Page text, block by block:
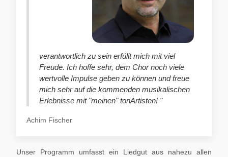
verantwortlich zu sein erfüllt mich mit viel
Freude. Ich hoffe sehr, dem Chor noch viele
wertvolle Impulse geben zu können und freue
mich sehr auf die kommenden musikalischen
Erlebnisse mit "meinen" tonArtisten! "
Achim Fischer
Unser Programm umfasst ein Liedgut aus nahezu allen